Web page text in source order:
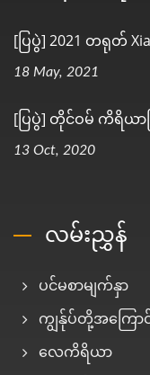
[ပြပွဲ] 2021 တရုတ်
18 May, 2021
[ပြပွဲ] တိုင်ဝမ် ကိရိယာ
13 Oct, 2020
လမ်းညွှန်
ပင်မစာမျက်နှာ
ကျွန်ုပ်တို့အကြောင်
လေကိရိယာ